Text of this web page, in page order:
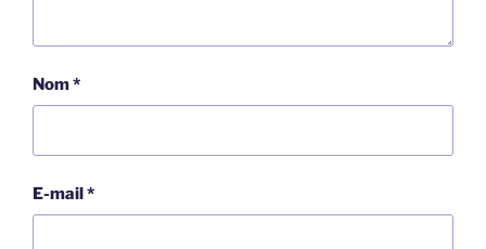
Nom*
E-mail*